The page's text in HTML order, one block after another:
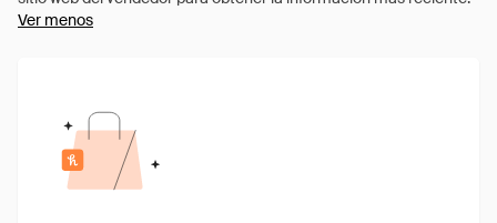
Ver menos